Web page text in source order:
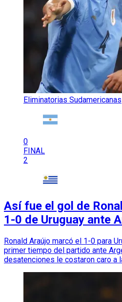
Eliminatorias Sudamericanas
0
FINAL
2
Así fue el gol de
1-0 de Uruguay ante
Ronald Araújo marcó el 1-0 para
primer tiempo del partido ante
desatenciones le costaron caro a